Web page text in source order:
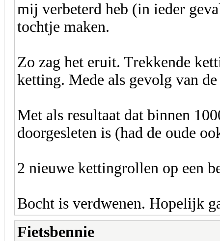
mij verbeterd heb (in ieder
tochtje maken.
Zo zag het eruit. Trekkende
ketting. Mede als gevolg van
Met als resultaat dat binnen
doorgesleten is (had de oude
2 nieuwe kettingrollen op een
Bocht is verdwenen. Hopelijk
Fietsbennie